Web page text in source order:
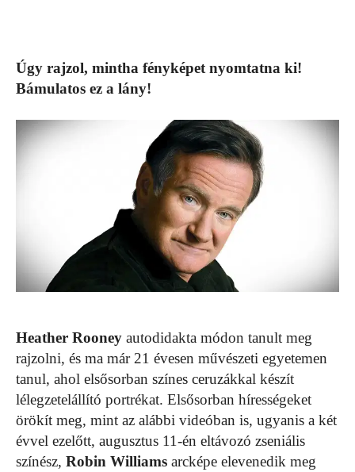
Úgy rajzol, mintha fényképet nyomtatna ki!
Bámulatos ez a lány!
Heather Rooney autodidakta módon tanult meg
rajzolni, és ma már 21 évesen művészeti egyetemen
tanul, ahol elsősorban színes ceruzákkal készít
lélegzetelállító portrékat. Elsősorban hírességeket
örökít meg, mint az alábbi videóban is, ugyanis a két
évvel ezelőtt, augusztus 11-én eltávozó zseniális
színész, Robin Williams arcképe elevenedik meg